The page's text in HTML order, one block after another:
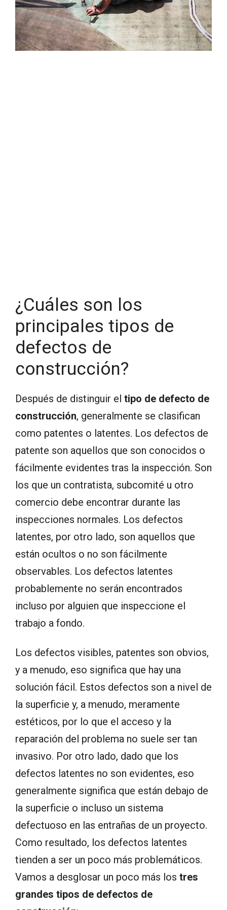
¿Cuáles son los
principales tipos de
defectos de
construcción?
Después de distinguir el tipo de defecto de
construcción, generalmente se clasifican
como patentes o latentes. Los defectos de
patente son aquellos que son conocidos o
fácilmente evidentes tras la inspección. Son
los que un contratista, subcomité u otro
comercio debe encontrar durante las
inspecciones normales. Los defectos
latentes, por otro lado, son aquellos que
están ocultos o no son fácilmente
observables. Los defectos latentes
probablemente no serán encontrados
incluso por alguien que inspeccione el
trabajo a fondo.
Los defectos visibles, patentes son obvios,
y a menudo, eso significa que hay una
solución fácil. Estos defectos son a nivel de
la superficie y, a menudo, meramente
estéticos, por lo que el acceso y la
reparación del problema no suele ser tan
invasivo. Por otro lado, dado que los
defectos latentes no son evidentes, eso
generalmente significa que están debajo de
la superficie o incluso un sistema
defectuoso en las entrañas de un proyecto.
Como resultado, los defectos latentes
tienden a ser un poco más problemáticos.
Vamos a desglosar un poco más los tres
grandes tipos de defectos de